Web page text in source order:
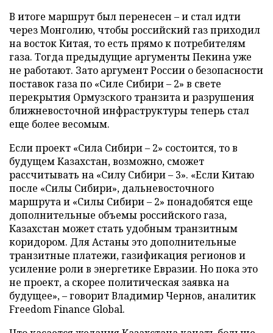
В итоге маршрут был перенесен – и стал идти
через Монголию, чтобы российский газ приходил
на восток Китая, то есть прямо к потребителям
газа. Тогда предыдущие аргументы Пекина уже
не работают. Зато аргумент России о безопасности
поставок газа по «Силе Сибири – 2» в свете
перекрытия Ормузского транзита и разрушения
ближневосточной инфраструктуры теперь стал
еще более весомым.
Если проект «Сила Сибири – 2» состоится, то в
будущем Казахстан, возможно, сможет
рассчитывать на «Силу Сибири – 3». «Если Китаю
после «Силы Сибири», дальневосточного
маршрута и «Силы Сибири – 2» понадобятся еще
дополнительные объемы российского газа,
Казахстан может стать удобным транзитным
коридором. Для Астаны это дополнительные
транзитные платежи, газификация регионов и
усиление роли в энергетике Евразии. Но пока это
не проект, а скорее политическая заявка на
будущее», – говорит Владимир Чернов, аналитик
Freedom Finance Global.